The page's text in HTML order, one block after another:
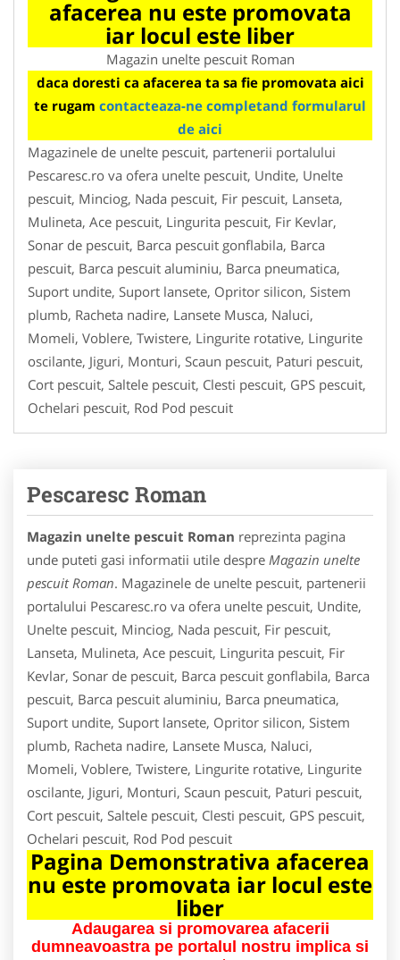
afacerea nu este promovata
iar locul este liber
Magazin unelte pescuit Roman
daca doresti ca afacerea ta sa fie promovata aici
te rugam contacteaza-ne completand formularul
de aici
Magazinele de unelte pescuit, partenerii portalului
Pescaresc.ro va ofera unelte pescuit, Undite, Unelte
pescuit, Minciog, Nada pescuit, Fir pescuit, Lanseta,
Mulineta, Ace pescuit, Lingurita pescuit, Fir Kevlar,
Sonar de pescuit, Barca pescuit gonflabila, Barca
pescuit, Barca pescuit aluminiu, Barca pneumatica,
Suport undite, Suport lansete, Opritor silicon, Sistem
plumb, Racheta nadire, Lansete Musca, Naluci,
Momeli, Voblere, Twistere, Lingurite rotative, Lingurite
oscilante, Jiguri, Monturi, Scaun pescuit, Paturi pescuit,
Cort pescuit, Saltele pescuit, Clesti pescuit, GPS pescuit,
Ochelari pescuit, Rod Pod pescuit
Pescaresc Roman
Magazin unelte pescuit Roman reprezinta pagina
unde puteti gasi informatii utile despre Magazin unelte
pescuit Roman. Magazinele de unelte pescuit, partenerii
portalului Pescaresc.ro va ofera unelte pescuit, Undite,
Unelte pescuit, Minciog, Nada pescuit, Fir pescuit,
Lanseta, Mulineta, Ace pescuit, Lingurita pescuit, Fir
Kevlar, Sonar de pescuit, Barca pescuit gonflabila, Barca
pescuit, Barca pescuit aluminiu, Barca pneumatica,
Suport undite, Suport lansete, Opritor silicon, Sistem
plumb, Racheta nadire, Lansete Musca, Naluci,
Momeli, Voblere, Twistere, Lingurite rotative, Lingurite
oscilante, Jiguri, Monturi, Scaun pescuit, Paturi pescuit,
Cort pescuit, Saltele pescuit, Clesti pescuit, GPS pescuit,
Ochelari pescuit, Rod Pod pescuit
Pagina Demonstrativa afacerea
nu este promovata iar locul este
liber
Adaugarea si promovarea afacerii
dumneavoastra pe portalul nostru implica si